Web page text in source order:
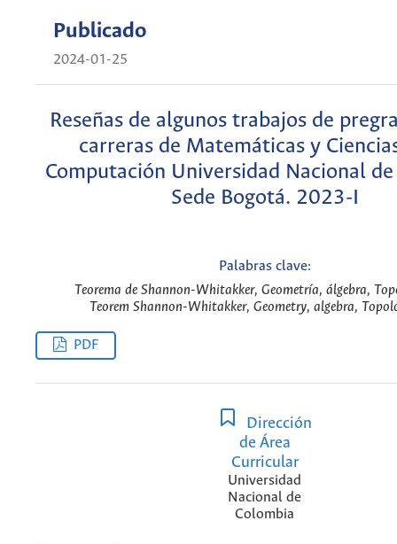
Publicado
2024-01-25
Reseñas de algunos trabajos de
carreras de Matemáticas y
Computación Universidad Nacional
Sede Bogotá. 2023-I
Palabras clave:
Teorema de Shannon-Whitakker, Geometría, álgebra,
Teorem Shannon-Whitakker, Geometry, algebra,
PDF
Dirección
de Área
Curricular
Universidad
Nacional de
Colombia